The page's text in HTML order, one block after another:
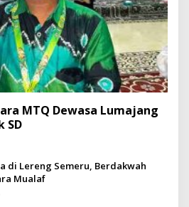
MTQ Dewasa Lumajang
SD
di Lereng Semeru, Berdakwah
Mualaf